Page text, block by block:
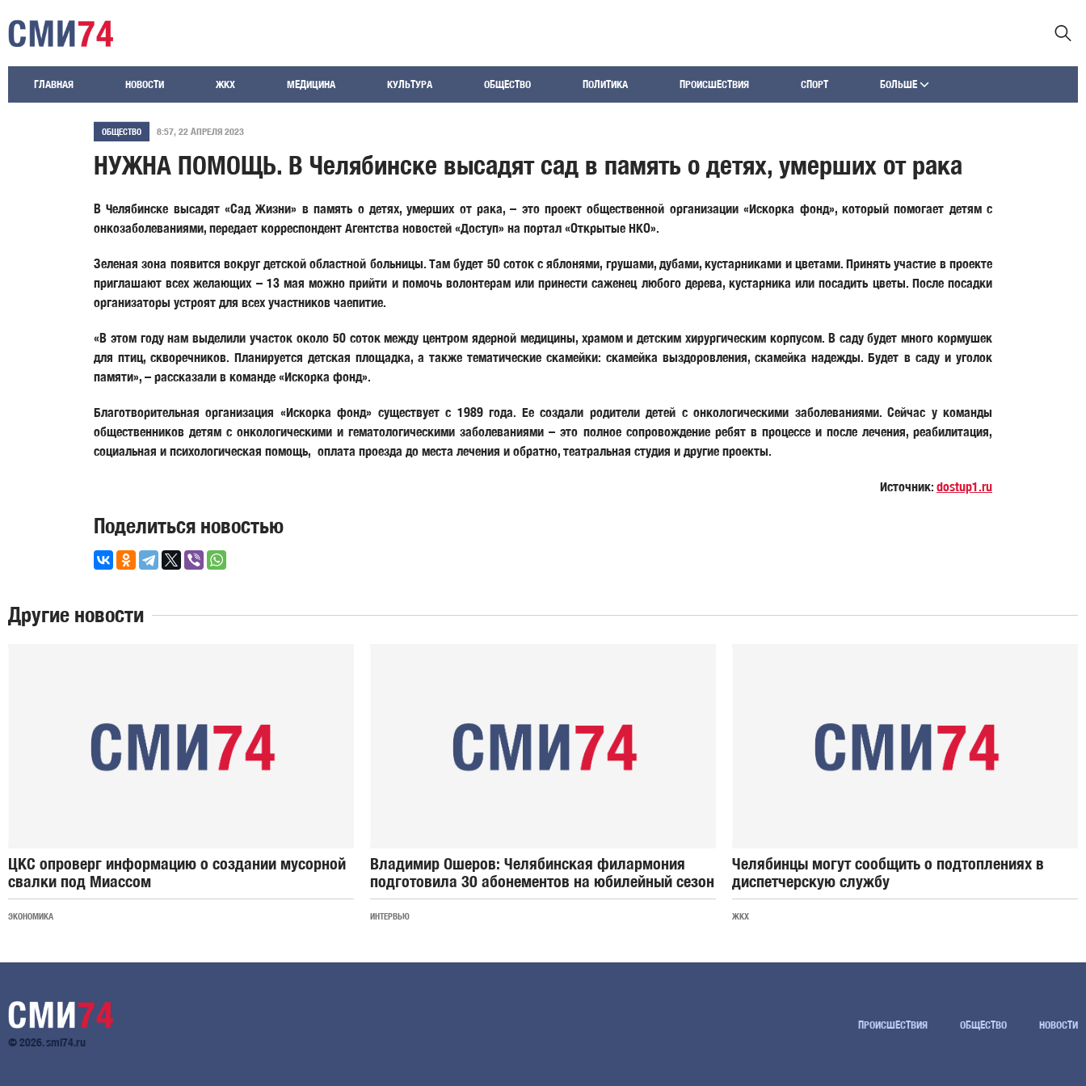
ГЛАВНАЯ НОВОСТИ ЖКХ МЕДИЦИНА КУЛЬТУРА ОБЩЕСТВО ПОЛИТИКА ПРОИСШЕСТВИЯ СПОРТ БОЛЬШЕ
ОБЩЕСТВО 8:57, 22 АПРЕЛЯ 2023
НУЖНА ПОМОЩЬ. В Челябинске высадят сад в память о детях, умерших от рака
В Челябинске высадят «Сад Жизни» в память о детях, умерших от рака, – это проект общественной организации «Искорка фонд», который помогает детям с
онкозаболеваниями, передает корреспондент Агентства новостей «Доступ» на портал «Открытые НКО».
Зеленая зона появится вокруг детской областной больницы. Там будет 50 соток с яблонями, грушами, дубами, кустарниками и цветами. Принять участие в проекте
приглашают всех желающих – 13 мая можно прийти и помочь волонтерам или принести саженец любого дерева, кустарника или посадить цветы. После посадки
организаторы устроят для всех участников чаепитие.
«В этом году нам выделили участок около 50 соток между центром ядерной медицины, храмом и детским хирургическим корпусом. В саду будет много кормушек
для птиц, скворечников. Планируется детская площадка, а также тематические скамейки: скамейка выздоровления, скамейка надежды. Будет в саду и уголок
памяти», – рассказали в команде «Искорка фонд».
Благотворительная организация «Искорка фонд» существует с 1989 года. Ее создали родители детей с онкологическими заболеваниями. Сейчас у команды
общественников детям с онкологическими и гематологическими заболеваниями – это полное сопровождение ребят в процессе и после лечения, реабилитация,
социальная и психологическая помощь, оплата проезда до места лечения и обратно, театральная студия и другие проекты.
Источник: dostup1.ru
Поделиться новостью
Другие новости
ЦКС опроверг информацию о создании мусорной
свалки под Миассом
ЭКОНОМИКА
Владимир Ошеров: Челябинская филармония
подготовила 30 абонементов на юбилейный сезон
ИНТЕРВЬЮ
Челябинцы могут сообщить о подтоплениях в
диспетчерскую службу
ЖКХ
© 2026. smi74.ru
ПРОИСШЕСТВИЯ ОБЩЕСТВО НОВОСТИ